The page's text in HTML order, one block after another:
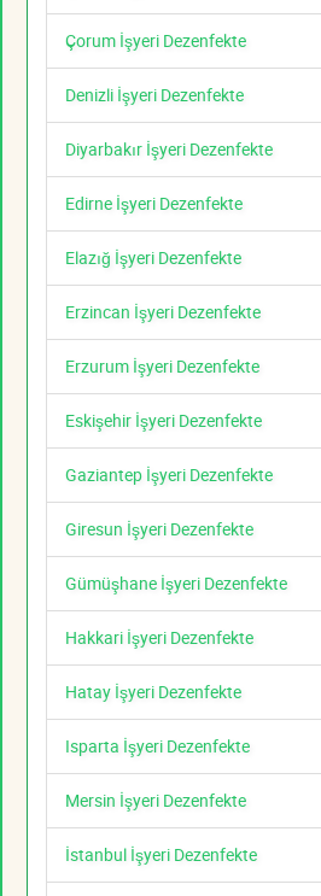
Çorum İşyeri Dezenfekte
Denizli İşyeri Dezenfekte
Diyarbakır İşyeri Dezenfekte
Edirne İşyeri Dezenfekte
Elazığ İşyeri Dezenfekte
Erzincan İşyeri Dezenfekte
Erzurum İşyeri Dezenfekte
Eskişehir İşyeri Dezenfekte
Gaziantep İşyeri Dezenfekte
Giresun İşyeri Dezenfekte
Gümüşhane İşyeri Dezenfekte
Hakkari İşyeri Dezenfekte
Hatay İşyeri Dezenfekte
Isparta İşyeri Dezenfekte
Mersin İşyeri Dezenfekte
İstanbul İşyeri Dezenfekte